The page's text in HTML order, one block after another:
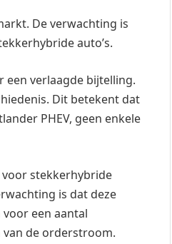
De verwachting is
auto’s.
een verlaagde bijtelling.
Dit betekent dat
PHEV, geen enkele
stekkerhybride
is dat deze
een aantal
de orderstroom.